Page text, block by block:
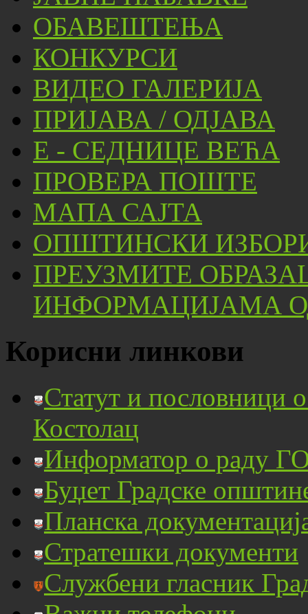
ОБАВЕШТЕЊА
КОНКУРСИ
ВИДЕО ГАЛЕРИЈА
ПРИЈАВА / ОДЈАВА
Е - СЕДНИЦЕ ВЕЋА
ПРОВЕРА ПОШТЕ
МАПА САЈТА
ОПШТИНСКИ
ПРЕУЗМИТЕ
ИНФОРМАЦИЈАМА
Корисни линкови
Статут и пословници
Костолац
Информатор о раду
Буџет Градске
Планска
Стратешки документи
Службени гласник